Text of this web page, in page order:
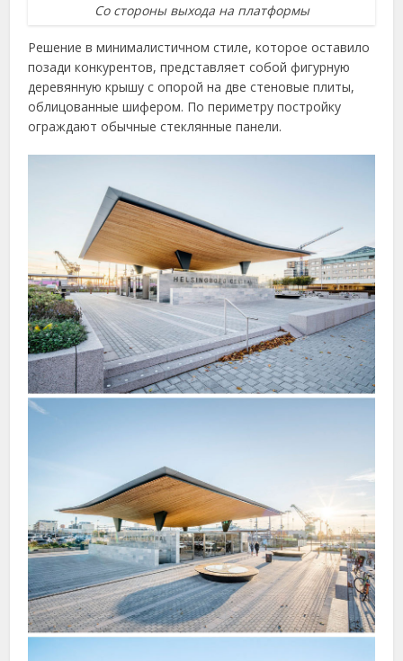
Со стороны выхода на платформы
Решение в минималистичном стиле, которое оставило
позади конкурентов, представляет собой фигурную
деревянную крышу с опорой на две стеновые плиты,
облицованные шифером. По периметру постройку
ограждают обычные стеклянные панели.